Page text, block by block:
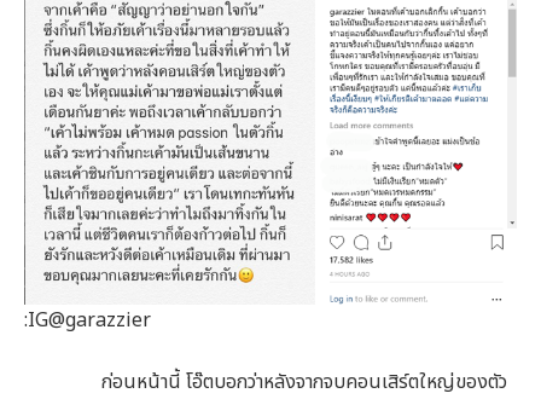
:IG@garazzier
ก่อนหน้านี้ โอ๊ตบอกว่าหลังจากจบคอนเสิร์ตใหญ่ของตัว